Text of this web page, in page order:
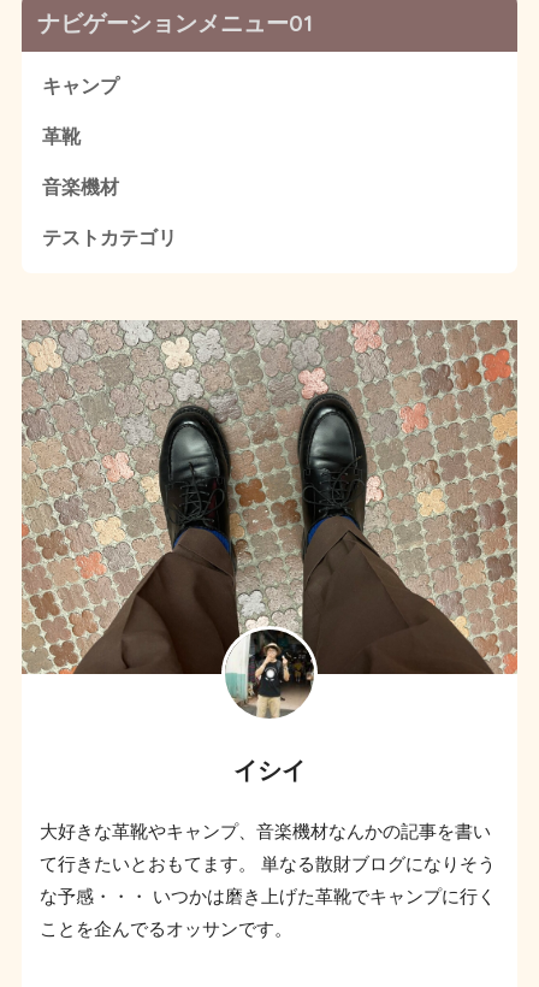
ナビゲーションメニュー01
キャンプ
革靴
音楽機材
テストカテゴリ
イシイ
大好きな革靴やキャンプ、音楽機材なんかの記事を書い
て行きたいとおもてます。 単なる散財ブログになりそう
な予感・・・ いつかは磨き上げた革靴でキャンプに行く
ことを企んでるオッサンです。